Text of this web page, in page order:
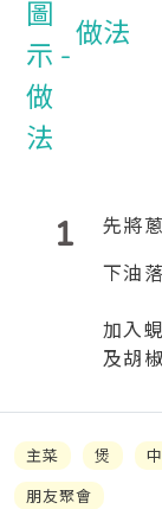
做法
1
先將
下油
加入
及胡
主菜 煲
朋友聚會